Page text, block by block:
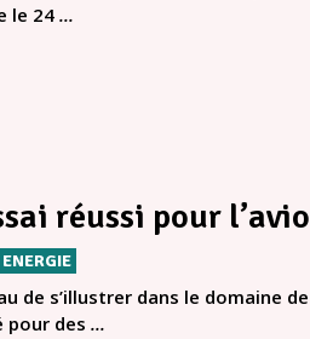
le 24 ...
réussi pour
ENERGIE
de s’illustrer dans le domaine
pour des ...